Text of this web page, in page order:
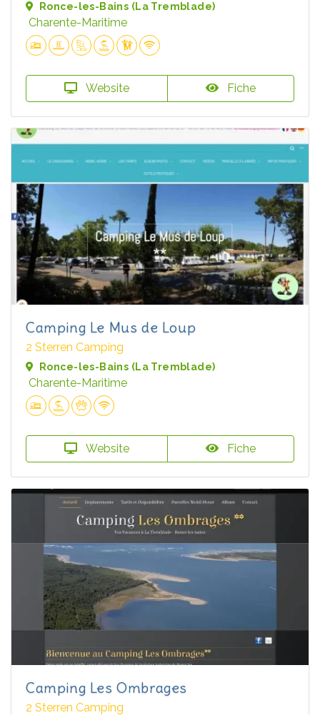
Ronce-les-Bains (La Tremblade)
Charente-Maritime
Website Fiche
Camping Le Mus de Loup
2 Sterren Camping
Ronce-les-Bains (La Tremblade)
Charente-Maritime
Website Fiche
Camping Les Ombrages
2 Sterren Camping